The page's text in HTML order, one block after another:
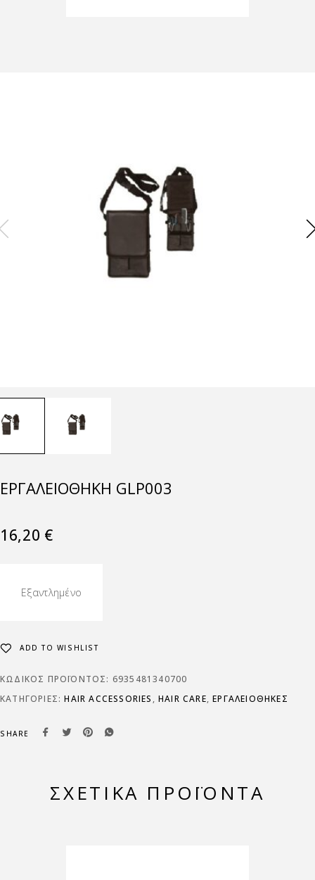
ΕΡΓΑΛΕΙΟΘΉΚΗ GLP003
16,20 €
Εξαντλημένο
ADD TO WISHLIST
ΚΩΔΙΚΌΣ ΠΡΟΪΌΝΤΟΣ: 6935481340700
ΚΑΤΗΓΟΡΊΕΣ:HAIR ACCESSORIES ,HAIR CARE,ΕΡΓΑΛΕΙΟΘΗΚΕΣ
SHARE
ΣΧΕΤΙΚΆ ΠΡΟΪΌΝΤΑ